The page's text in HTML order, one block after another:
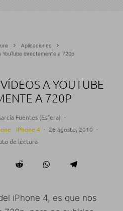
Aplicaciones
YouTube directamente a 720p
A YOUTUBE
A 720P
Fuentes (Esfera) ·
iPhone 4 · 26 agosto, 2010 ·
de lectura
iPhone 4, es que nos